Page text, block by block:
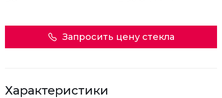
Запросить цену стекла
Характеристики